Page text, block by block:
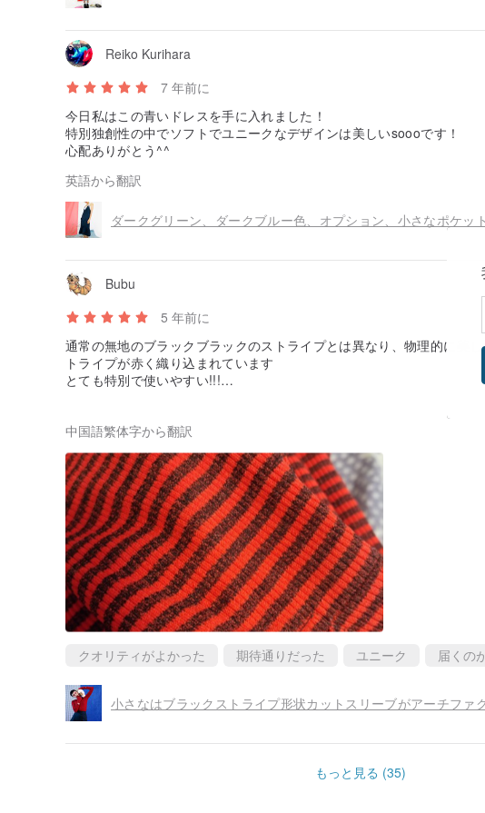
Reiko Kurihara
7 年前に
今日私はこの青いドレスを手に入れました！
特別独創性の中でソフトでユニークなデザインは美しいsoooです！
心配ありがとう^^
英語から翻訳
Bubu
5 年前に
通常の無地のブラックブラックのストライプとは異なり、物理的に美
トライプが赤く織り込まれています
とても特別で使いやすい!!!
中国語繁体字から翻訳
クオリティがよかった 期待通りだった ユニーク 届くの
もっと見る (35)